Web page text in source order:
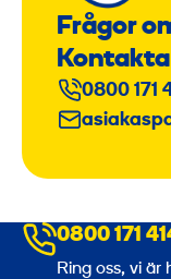
Frågor
0800 171
0800 171
Ring oss, vi